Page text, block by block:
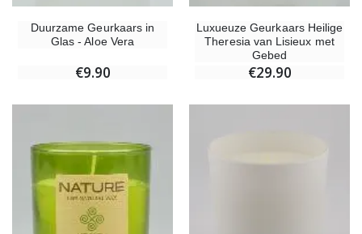
Duurzame Geurkaars in
Glas - Aloe Vera
€9.90
Luxueuze Geurkaars Heilige
Theresia van Lisieux met
Gebed
€29.90